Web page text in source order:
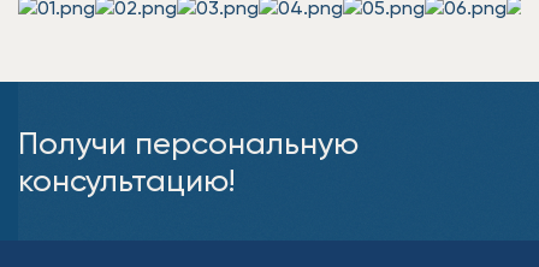
Получи персональную
консультацию!